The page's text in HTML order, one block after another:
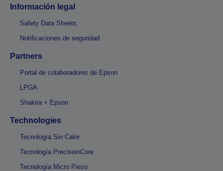
Información legal
Safety Data Sheets
Notificaciones de seguridad
Partners
Portal de colaboradores de Epson
LPGA
Shakira + Epson
Technologies
Tecnología Sin Calor
Tecnología PrecisionCore
Tecnología Micro Piezo